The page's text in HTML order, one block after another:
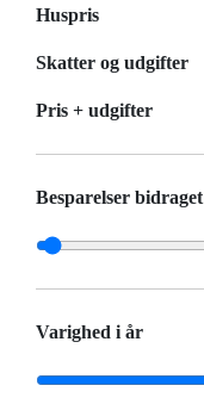
Huspris
Skatter og udgifter
Pris + udgifter
Besparelser bidraget
Varighed i år